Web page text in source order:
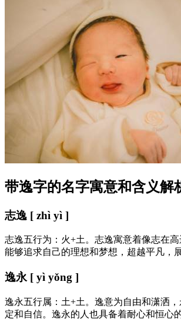
带逸字的名字寓意和含义解
志逸 [ zhì yì ]
志逸五行为：火+土。志逸寓意着像志在
能够追求自己的理想和梦想，超越平凡，
逸永 [ yì yǒng ]
逸永五行属：土+土。逸意为自由和潇洒
定和自信。逸永的人也具备着耐心和恒心